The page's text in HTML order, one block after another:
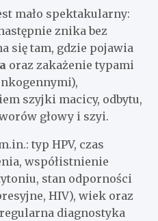
mało spektakularny:
znika bez
się tam, gdzie pojawia
oraz zakażenie typami
szyjki macicy, odbytu,
głowy i szyi.
typ HPV, czas
współistnienie
stan odporności
HIV), wiek oraz
diagnostyka